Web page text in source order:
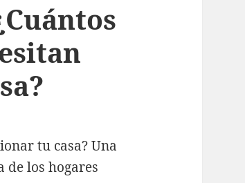
tu casa? Una
de los hogares